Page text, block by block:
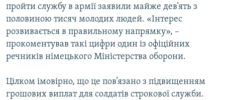
пройти службу в армії заявили майже дев’ять з
половиною тисяч молодих людей. «Інтерес
розвивається в правильному напрямку», –
прокоментував такі цифри один із офіційних
речників німецького Міністерства оборони.
Цілком імовірно, що це пов’язано з підвищенням
грошових виплат для солдатів строкової служби.